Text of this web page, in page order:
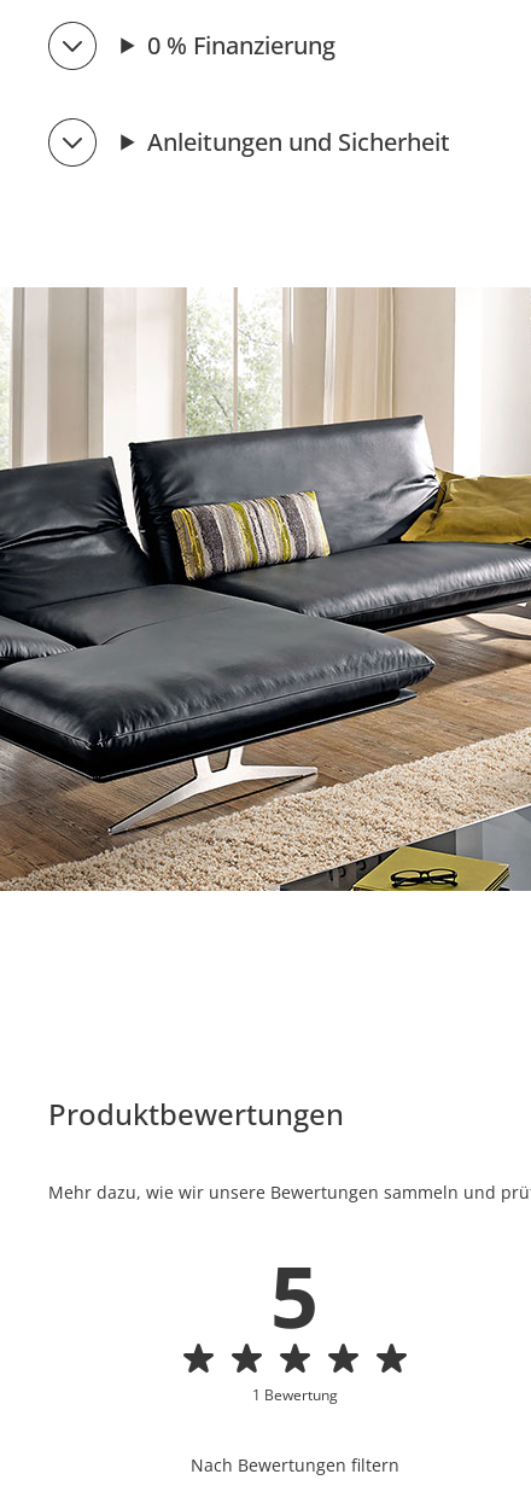
0 % Finanzierung
Anleitungen und Sicherheit
Produktbewertungen
Mehr dazu, wie wir unsere Bewertungen sammeln und
5
1 Bewertung
Nach Bewertungen filtern